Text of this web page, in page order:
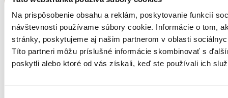
Na prispôsobenie obsahu a reklám, poskytovanie funkcií
návštevnosti používame súbory cookie. Informácie o tom,
stránky, poskytujeme aj našim partnerom v oblasti
Títo partneri môžu príslušné informácie skombinovať s
poskytli alebo ktoré od vás získali, keď ste používali ich